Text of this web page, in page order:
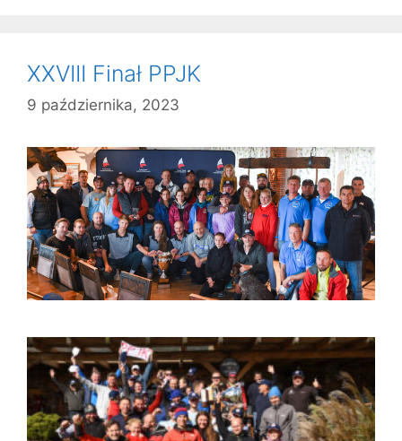
XXVIII Finał PPJK
9 października, 2023